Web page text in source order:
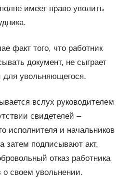
имеет право уволить
факт того, что работник
документ, не сыграет
для увольняющегося.
вслух руководителем
свидетелей –
исполнителя и начальников
затем подписывают акт,
отказ работника
о своем увольнении.